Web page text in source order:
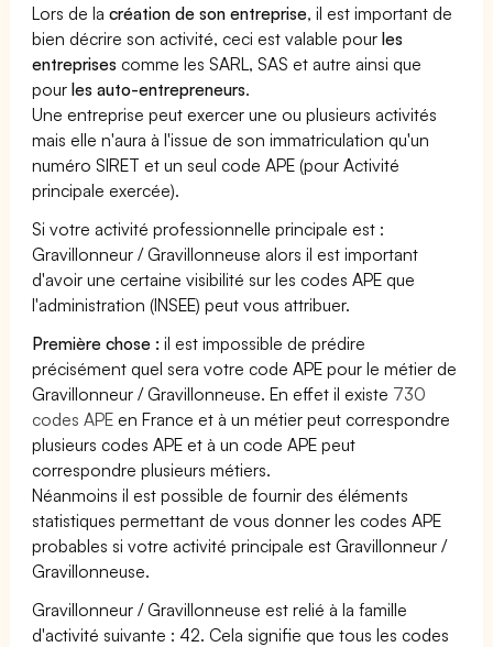
Lors de lacréation de son entreprise, il est important de
bien décrire son activité, ceci est valable pourles
entreprises comme les SARL, SAS et autre ainsi que
pourles auto-entrepreneurs.
Une entreprise peut exercer une ou plusieurs activités
mais elle n'aura à l'issue de son immatriculation qu'un
numéro SIRET et un seul code APE (pour Activité
principale exercée).
Si votre activité professionnelle principale est :
Gravillonneur / Gravillonneuse alors il est important
d'avoir une certaine visibilité sur les codes APE que
l'administration (INSEE) peut vous attribuer.
Première chose : il est impossible de prédire
précisément quel sera votre code APE pour le métier de
Gravillonneur / Gravillonneuse. En effet il existe 730
codes APE en France et à un métier peut correspondre
plusieurs codes APE et à un code APE peut
correspondre plusieurs métiers.
Néanmoins il est possible de fournir des éléments
statistiques permettant de vous donner les codes APE
probables si votre activité principale est Gravillonneur /
Gravillonneuse.
Gravillonneur / Gravillonneuse est relié à la famille
d'activité suivante : 42. Cela signifie que tous les codes